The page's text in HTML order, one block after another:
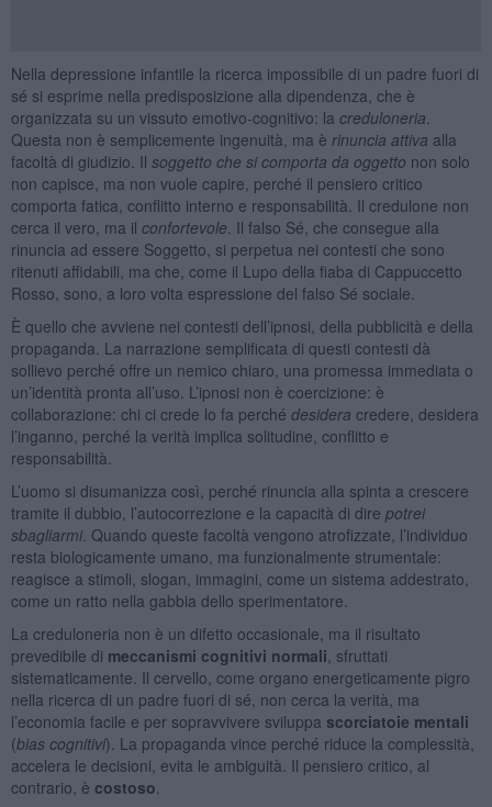
Nella depressione infantile la ricerca impossibile di un padre fuori di
sé si esprime nella predisposizione alla dipendenza, che è
organizzata su un vissuto emotivo-cognitivo: la creduloneria
Questa non è semplicemente ingenuità, ma è rinuncia attiva alla
facoltà di giudizio. Il soggetto che si comporta da oggetto non solo
non capisce, ma non vuole capire, perché il pensiero critico
comporta fatica, conflitto interno e responsabilità. Il credulone non
cerca il vero, ma il confortevole . Il falso Sé, che consegue alla
rinuncia ad essere Soggetto, si perpetua nei contesti che sono
ritenuti affidabili, ma che, come il Lupo della fiaba di Cappuccetto
Rosso, sono, a loro volta espressione del falso Sé sociale.
È quello che avviene nei contesti dell’ipnosi, della pubblicità e della
propaganda. La narrazione semplificata di questi contesti dà
sollievo perché offre un nemico chiaro, una promessa immediata o
un’identità pronta all’uso. L’ipnosi non è coercizione: è
collaborazione: chi ci crede lo fa perché desidera credere, desidera
l’inganno, perché la verità implica solitudine, conflitto e
responsabilità.
L’uomo si disumanizza così, perché rinuncia alla spinta a crescere
tramite il dubbio, l’autocorrezione e la capacità di dire potrei
sbagliarmi. Quando queste facoltà vengono atrofizzate, l’individuo
resta biologicamente umano, ma funzionalmente strumentale:
reagisce a stimoli, slogan, immagini, come un sistema addestrato,
come un ratto nella gabbia dello sperimentatore.
La creduloneria non è un difetto occasionale, ma il risultato
prevedibile di meccanismi cognitivi normali , sfruttati
sistematicamente. Il cervello, come organo energeticamente pigro
nella ricerca di un padre fuori di sé, non cerca la verità, ma
l’economia facile e per sopravvivere sviluppa scorciatoie mentali
(bias cognitivi). La propaganda vince perché riduce la complessità,
accelera le decisioni, evita le ambiguità. Il pensiero critico, al
contrario, è costoso